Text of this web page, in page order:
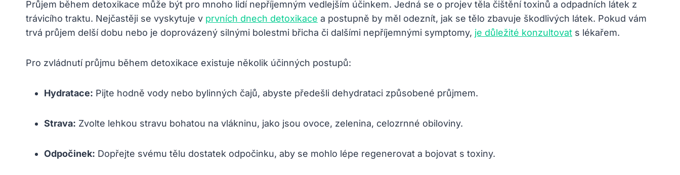
Průjem během detoxikace může být pro mnoho lidí nepříjemným vedlejším účinkem. Jedná se o projev těla čištění toxinů a odpadních látek z
trávicího traktu. Nejčastěji se vyskytuje v prvních dnech detoxikace a postupně by měl odeznít, jak se tělo zbavuje škodlivých látek. Pokud vám
trvá průjem delší dobu nebo je doprovázený silnými bolestmi břicha či dalšími nepříjemnými symptomy, je důležité konzultovat s lékařem.
Pro zvládnutí průjmu během detoxikace existuje několik účinných postupů:
Hydratace: Pijte hodně vody nebo bylinných čajů, abyste předešli dehydrataci způsobené průjmem.
Strava: Zvolte lehkou stravu bohatou na vlákninu, jako jsou ovoce, zelenina, celozrnné obiloviny.
Odpočinek: Dopřejte svému tělu dostatek odpočinku, aby se mohlo lépe regenerovat a bojovat s toxiny.